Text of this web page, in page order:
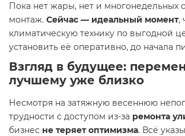
Пока нет жары, нет и многонедельных
монтаж. Сейчас — идеальный момент,
климатическую технику по выгодной
установить её оперативно, до начала
Взгляд в будущее:
лучшему уже близко
Несмотря на затяжную весеннюю
трудности с доступом из-за ремонта
бизнес не теряет оптимизма. Всё